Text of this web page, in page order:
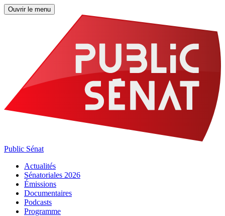
Ouvrir le menu
Public Sénat
Actualités
Sénatoriales 2026
Émissions
Documentaires
Podcasts
Programme